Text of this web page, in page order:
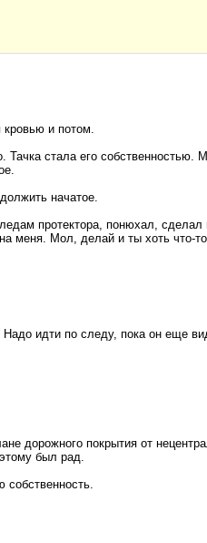
и потом.
стала его собственностью.
начатое.
протектора, понюхал, сделал
меня. Мол, делай и ты хоть что-то.
идти по следу, пока он еще
дорожного покрытия от
был рад.